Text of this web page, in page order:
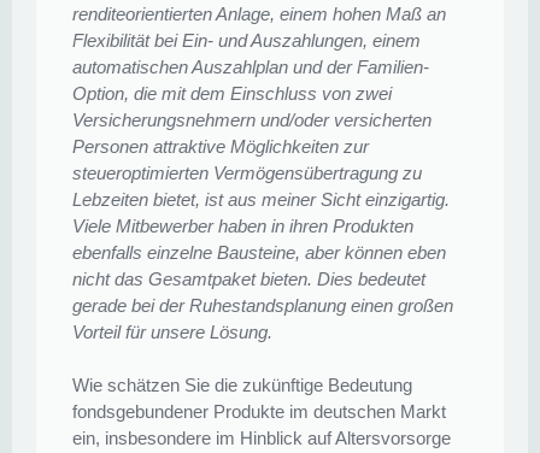
renditeorientierten Anlage, einem hohen Maß an
Flexibilität bei Ein- und Auszahlungen, einem
automatischen Auszahlplan und der Familien-
Option, die mit dem Einschluss von zwei
Versicherungsnehmern und/oder versicherten
Personen attraktive Möglichkeiten zur
steueroptimierten Vermögensübertragung zu
Lebzeiten bietet, ist aus meiner Sicht einzigartig.
Viele Mitbewerber haben in ihren Produkten
ebenfalls einzelne Bausteine, aber können eben
nicht das Gesamtpaket bieten. Dies bedeutet
gerade bei der Ruhestandsplanung einen großen
Vorteil für unsere Lösung.
Wie schätzen Sie die zukünftige Bedeutung
fondsgebundener Produkte im deutschen Markt
ein, insbesondere im Hinblick auf Altersvorsorge